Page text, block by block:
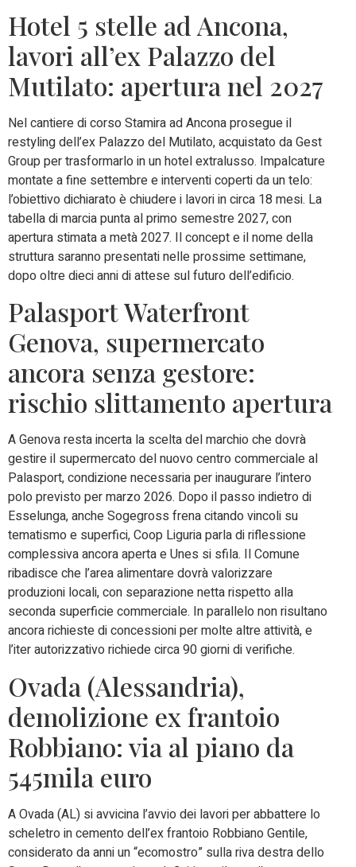
Hotel 5 stelle ad Ancona,
lavori all’ex Palazzo del
Mutilato: apertura nel 2027
Nel cantiere di corso Stamira ad Ancona prosegue il
restyling dell’ex Palazzo del Mutilato, acquistato da Gest
Group per trasformarlo in un hotel extralusso. Impalcature
montate a fine settembre e interventi coperti da un telo:
l’obiettivo dichiarato è chiudere i lavori in circa 18 mesi. La
tabella di marcia punta al primo semestre 2027, con
apertura stimata a metà 2027. Il concept e il nome della
struttura saranno presentati nelle prossime settimane,
dopo oltre dieci anni di attese sul futuro dell’edificio.
Palasport Waterfront
Genova, supermercato
ancora senza gestore:
rischio slittamento apertura
A Genova resta incerta la scelta del marchio che dovrà
gestire il supermercato del nuovo centro commerciale al
Palasport, condizione necessaria per inaugurare l’intero
polo previsto per marzo 2026. Dopo il passo indietro di
Esselunga, anche Sogegross frena citando vincoli su
tematismo e superfici, Coop Liguria parla di riflessione
complessiva ancora aperta e Unes si sfila. Il Comune
ribadisce che l’area alimentare dovrà valorizzare
produzioni locali, con separazione netta rispetto alla
seconda superficie commerciale. In parallelo non risultano
ancora richieste di concessioni per molte altre attività, e
l’iter autorizzativo richiede circa 90 giorni di verifiche.
Ovada (Alessandria),
demolizione ex frantoio
Robbiano: via al piano da
545mila euro
A Ovada (AL) si avvicina l’avvio dei lavori per abbattere lo
scheletro in cemento dell’ex frantoio Robbiano Gentile,
considerato da anni un “ecomostro” sulla riva destra dello